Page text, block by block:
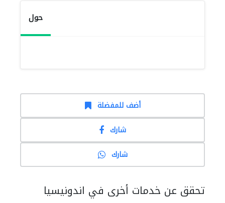
حول
أضف للمفضلة
شارك
شارك
تحقق عن خدمات أخرى في اندونيسيا